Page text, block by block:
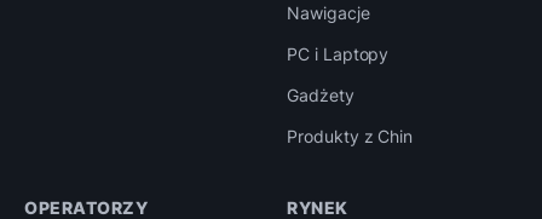
Nawigacje
PC i Laptopy
Gadżety
Produkty z Chin
OPERATORZY RYNEK